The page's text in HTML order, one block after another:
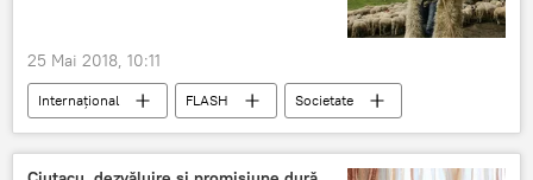
25 Mai 2018, 10:11
Internaţional FLASH
Societate
PSD Romania
Klaus Iohannis